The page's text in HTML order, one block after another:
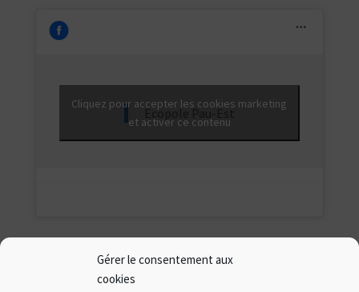
Gérer le consentement aux
cookies
Ecopole Pau-Est
Cliquez pour accepter les cookies marketing
et activer ce contenu
Présentation de l’Écopôle Pau-Est